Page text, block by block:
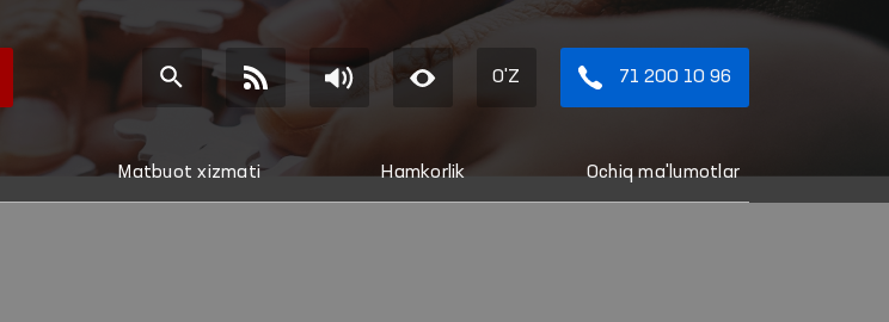
O'Z 71 200 10 96
Matbuot xizmati Hamkorlik Ochiq ma'lumotlar